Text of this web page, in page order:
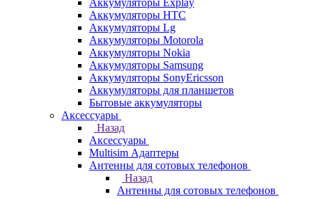
Аккумуляторы Explay
Аккумуляторы HTC
Аккумуляторы Lg
Аккумуляторы Motorola
Аккумуляторы Nokia
Аккумуляторы Samsung
Аккумуляторы SonyEricsson
Аккумуляторы для планшетов
Бытовые аккумуляторы
Аксессуары
Назад
Аксессуары
Multisim Адаптеры
Антенны для сотовых телефонов
Назад
Антенны для сотовых телефонов